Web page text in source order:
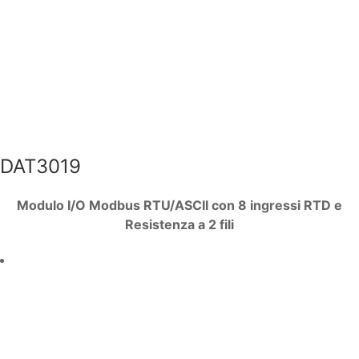
DAT3019
Modulo I/O Modbus RTU/ASCII con 8 ingressi RTD e
Resistenza a 2 fili